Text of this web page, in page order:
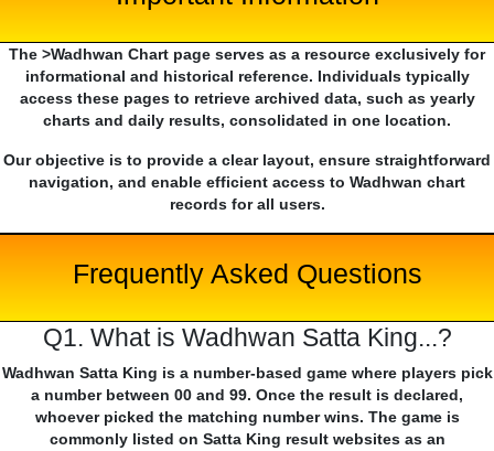
The >Wadhwan Chart page serves as a resource exclusively for
informational and historical reference. Individuals typically
access these pages to retrieve archived data, such as yearly
charts and daily results, consolidated in one location.
Our objective is to provide a clear layout, ensure straightforward
navigation, and enable efficient access to Wadhwan chart
records for all users.
Frequently Asked Questions
Q1. What is Wadhwan Satta King...?
Wadhwan Satta King is a number-based game where players pick
a number between 00 and 99. Once the result is declared,
whoever picked the matching number wins. The game is
commonly listed on Satta King result websites as an